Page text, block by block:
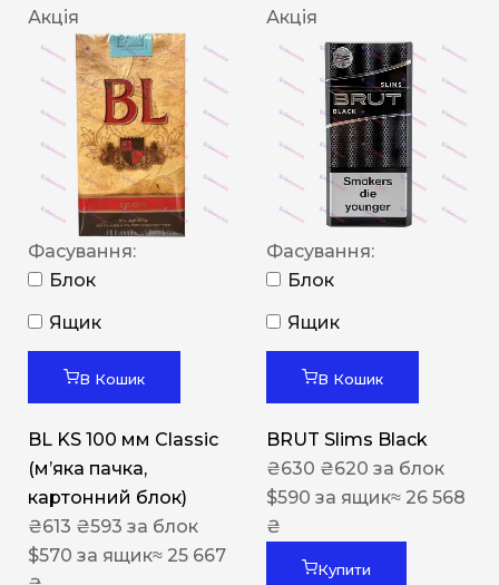
Акція
Фасування:
Блок
Ящик
В Кошик
BL KS 100 мм Classic
(м’яка пачка,
картонний блок)
₴613 ₴593 за блок
$570 за ящик≈ 25 667
Акція
Фасування:
Блок
Ящик
В Кошик
BRUT Slims Black
₴630 ₴620 за блок
$590 за ящик≈ 26 568
₴
Купити